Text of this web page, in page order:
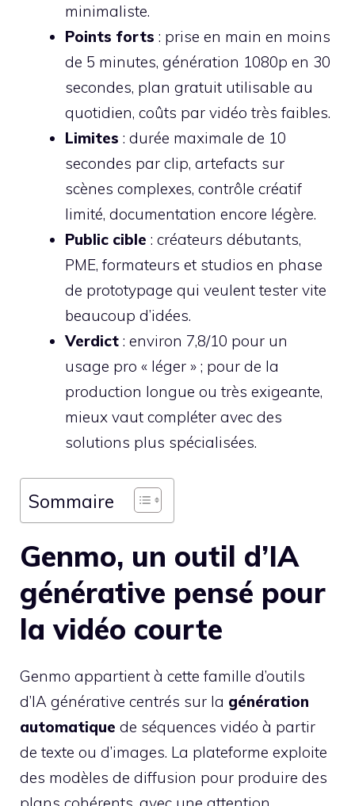
minimaliste.
Points forts : prise en main en moins
de 5 minutes, génération 1080p en 30
secondes, plan gratuit utilisable au
quotidien, coûts par vidéo très faibles.
Limites : durée maximale de 10
secondes par clip, artefacts sur
scènes complexes, contrôle créatif
limité, documentation encore légère.
Public cible : créateurs débutants,
PME, formateurs et studios en phase
de prototypage qui veulent tester vite
beaucoup d’idées.
Verdict : environ 7,8/10 pour un
usage pro « léger » ; pour de la
production longue ou très exigeante,
mieux vaut compléter avec des
solutions plus spécialisées.
Sommaire
Genmo, un outil d’IA
générative pensé pour
la vidéo courte
Genmo appartient à cette famille d’outils
d’IA générative centrés sur la génération
automatique de séquences vidéo à partir
de texte ou d’images. La plateforme exploite
des modèles de diffusion pour produire des